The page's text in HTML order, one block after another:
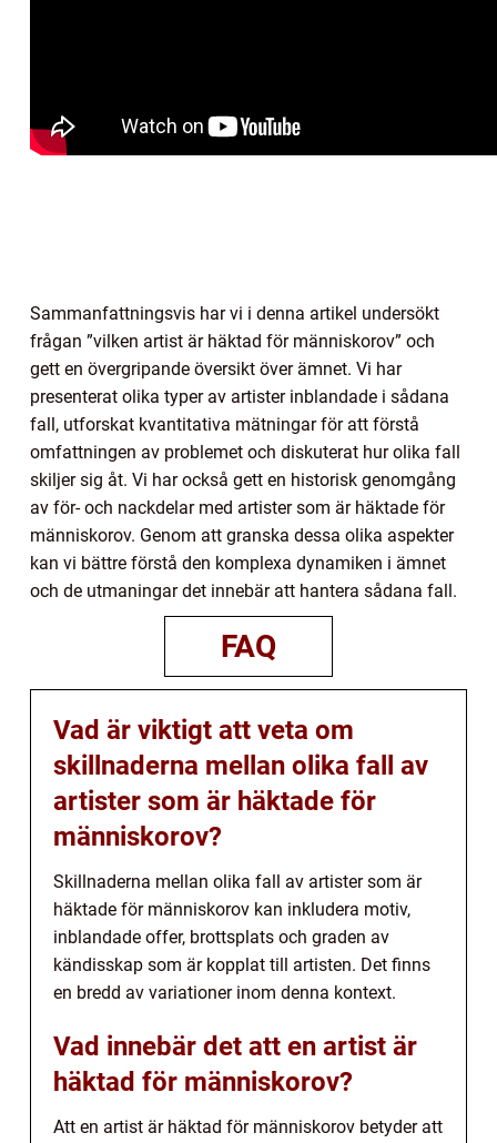
Sammanfattningsvis har vi i denna artikel undersökt
frågan ”vilken artist är häktad för människorov” och
gett en övergripande översikt över ämnet. Vi har
presenterat olika typer av artister inblandade i sådana
fall, utforskat kvantitativa mätningar för att förstå
omfattningen av problemet och diskuterat hur olika fall
skiljer sig åt. Vi har också gett en historisk genomgång
av för- och nackdelar med artister som är häktade för
människorov. Genom att granska dessa olika aspekter
kan vi bättre förstå den komplexa dynamiken i ämnet
och de utmaningar det innebär att hantera sådana fall.
FAQ
Vad är viktigt att veta om
skillnaderna mellan olika fall av
artister som är häktade för
människorov?
Skillnaderna mellan olika fall av artister som är
häktade för människorov kan inkludera motiv,
inblandade offer, brottsplats och graden av
kändisskap som är kopplat till artisten. Det finns
en bredd av variationer inom denna kontext.
Vad innebär det att en artist är
häktad för människorov?
Att en artist är häktad för människorov betyder att